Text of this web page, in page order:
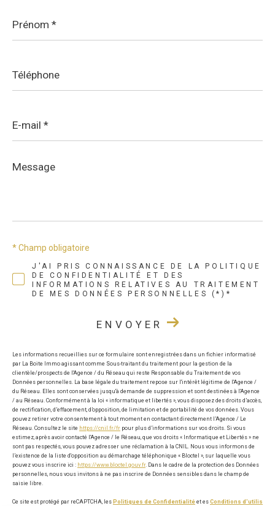
*
mail
*
Message
*
J'AI PRIS CONNAISSANCE DE LA POLITIQUE
DE CONFIDENTIALITÉ ET DES
INFORMATIONS RELATIVES AU TRAITEMENT
DE MES DONNÉES PERSONNELLES (*)*
* Champ obligatoire
ENVOYER
Les informations recueillies sur ce formulaire sont enregistrées dans un fichier informatisé
par La Boite Immo agissant comme Sous-traitant du traitement pour la gestion de la
clientèle/prospects de l'Agence / du Réseau qui reste Responsable du Traitement de vos
Données personnelles. La base légale du traitement repose sur l'intérêt légitime de l'Agence /
du Réseau. Elles sont conservées jusqu'à demande de suppression et sont destinées à l'Agence
/ au Réseau. Conformément à la loi « informatique et libertés », vous disposez des droits d’accès,
de rectification, d’effacement, d’opposition, de limitation et de portabilité de vos données. Vous
pouvez retirer votre consentement à tout moment en contactant directement l’Agence / Le
Réseau. Consultez le site https://cnil.fr/fr pour plus d’informations sur vos droits. Si vous
estimez, après avoir contacté l'Agence / le Réseau, que vos droits « Informatique et Libertés » ne
sont pas respectés, vous pouvez adresser une réclamation à la CNIL. Nous vous informons de
l’existence de la liste d'opposition au démarchage téléphonique « Bloctel », sur laquelle vous
pouvez vous inscrire ici : https://www.bloctel.gouv.fr. Dans le cadre de la protection des Données
personnelles, nous vous invitons à ne pas inscrire de Données sensibles dans le champ de
saisie libre.
Ce site est protégé par reCAPTCHA, les Politiques de Confidentialité et es Conditions d'utilis